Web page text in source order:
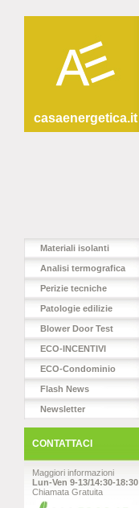
casaenergetica.it
Materiali isolanti
Analisi termografica
Perizie tecniche
Patologie edilizie
Blower Door Test
ECO-INCENTIVI
ECO-Condominio
Flash News
Newsletter
CONTATTACI
Maggiori informazioni
Lun-Ven 9-13/14:30-18:30
Chiamata Gratuita